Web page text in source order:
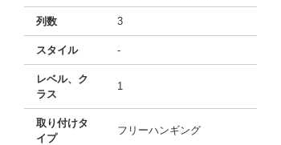
列数 3
スタイル -
レベル、ク
ラス
1
取り付けタ
イプ
フリーハンギング